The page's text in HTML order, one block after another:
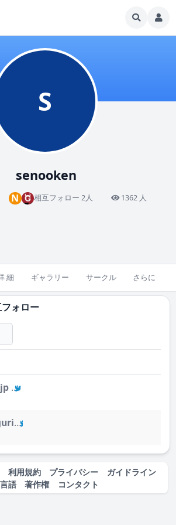
S
senooken
N 相互フォロー 2人 1362 人
細 ギャラリー サークル さらに
ォロー
nasudonguri
利用規約 プライバシー
ガイドライン
言語
著作権 コンタクト